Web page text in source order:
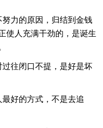
力的原因，归结到金钱
使人充满干劲的，是诞生
往闭口不提，是好是坏
好的方式，不是去追